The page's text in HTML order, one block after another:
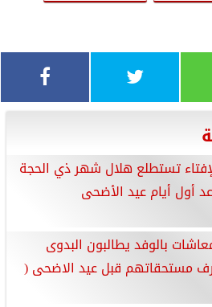
تستطلع هلال شهر ذي الحجة
أول أيام عيد الأضحى
بالوفد يطالبون البدوى
مستحقاتهم قبل عيد الاضحى (